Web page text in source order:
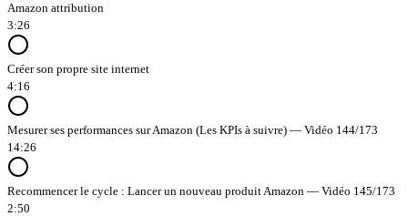
Amazon attribution
3:26
Créer son propre site internet
4:16
Mesurer ses performances sur Amazon (Les KPIs à suivre) — Vidéo 144/173
14:26
Recommencer le cycle : Lancer un nouveau produit Amazon — Vidéo 145/173
2:50